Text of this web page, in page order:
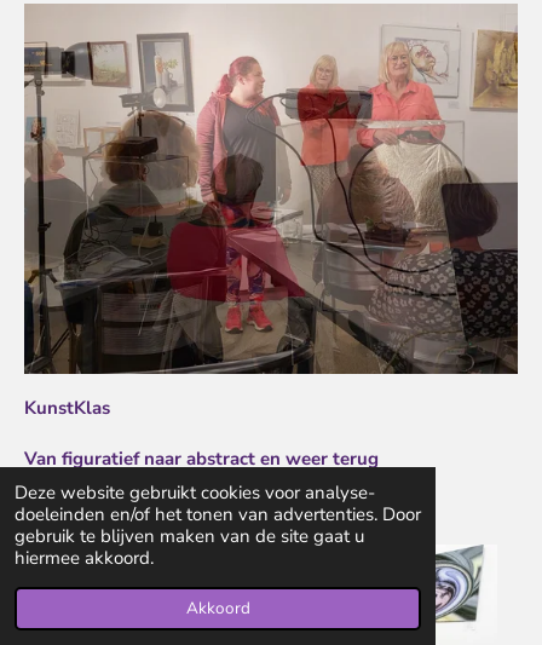
Deze website gebruikt cookies voor analyse-
doeleinden en/of het tonen van advertenties. Door
gebruik te blijven maken van de site gaat u
hiermee akkoord.
Akkoord
KunstKlas
Van figuratief naar abstract en weer terug
TRUDIE NOORDERMEER